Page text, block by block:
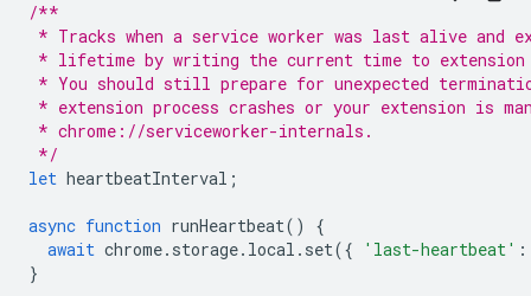
/**
* Tracks when a service worker was last alive and
* lifetime by writing the current time to extension
* You should still prepare for unexpected
* extension process crashes or your extension is
* chrome://serviceworker-internals.
*/
let heartbeatInterval ;
async function runHeartbeat()
{
await chrome. storage. local . set({ 'last-heartbeat' :
}